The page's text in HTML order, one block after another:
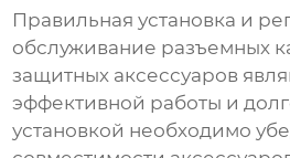
Правильная установка и
обслуживание разъемных
защитных аксессуаров
эффективной работы и
установкой необходимо